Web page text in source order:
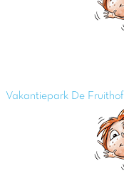
Vakantiepark De Fruithof